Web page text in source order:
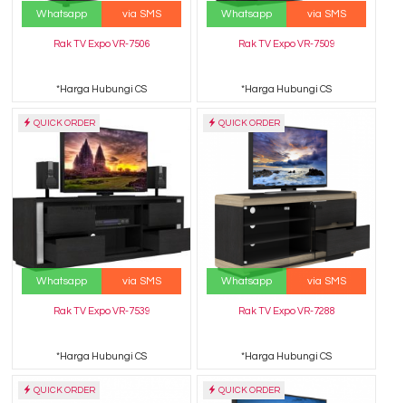
Whatsapp via SMS
Rak TV Expo VR-7506
*Harga Hubungi CS
Whatsapp via SMS
Rak TV Expo VR-7509
*Harga Hubungi CS
QUICK ORDER
Whatsapp via SMS
Rak TV Expo VR-7539
*Harga Hubungi CS
QUICK ORDER
Whatsapp via SMS
Rak TV Expo VR-7288
*Harga Hubungi CS
QUICK ORDER QUICK ORDER